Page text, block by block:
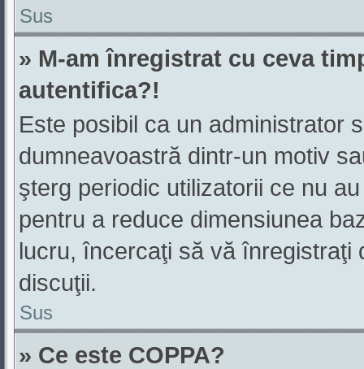
Sus
» M-am înregistrat cu ceva
autentifica?!
Este posibil ca un administrator
dumneavoastră dintr-un motiv
şterg periodic utilizatorii ce nu
pentru a reduce dimensiunea
lucru, încercaţi să vă înregistraţi
discuţii.
Sus
» Ce este COPPA?